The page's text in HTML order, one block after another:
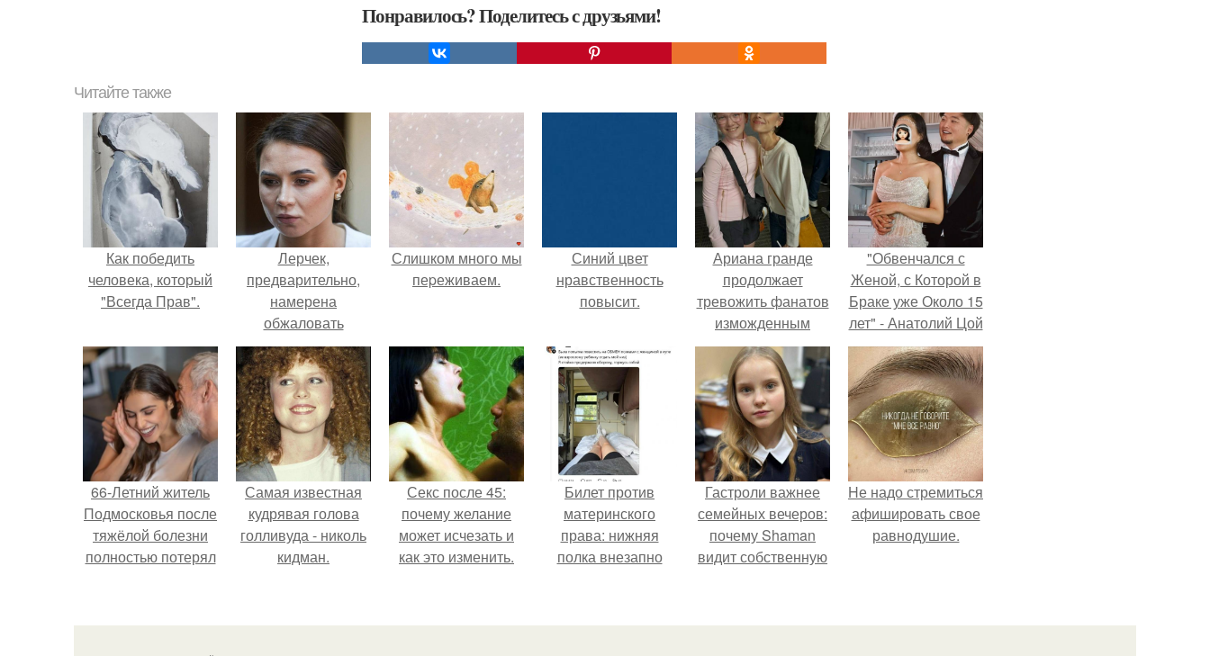
Понравилось? Поделитесь с друзьями!
Читайте также
Как победить
человека, который
"Всегда Прав".
Лерчек,
предварительно,
намерена
обжаловать
приговор.
Слишком много мы
пеpеживаем.
Синий цвет
нравственность
повысит.
Ариана гранде
продолжает
тревожить фанатов
изможденным
Видом.
"Обвенчался с
Женой, с Которой в
Браке уже Около 15
лет" - Анатолий Цой
удивил
поклонников
"тайной свадьбой".
66-Летний житель
Подмосковья после
тяжёлой болезни
полностью потерял
восстановить
Самая известная
кудрявая голова
голливуда - николь
кидман.
Секс после 45:
почему желание
может исчезать и
как это изменить.
Билет против
материнского
права: нижняя
полка внезапно
Гастроли важнее
семейных вечеров:
почему Shaman
видит собственную
вживую.
Hе надо стремиться
афишировать свое
равнодушие.